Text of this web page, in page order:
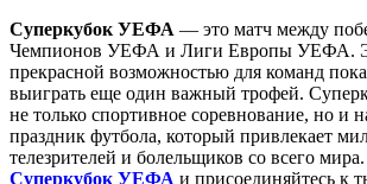
Суперкубок УЕФА — это матч между
Чемпионов УЕФА и Лиги Европы УЕФА.
прекрасной возможностью для команд
выиграть еще один важный трофей.
не только спортивное соревнование, но и
праздник футбола, который привлекает
телезрителей и болельщиков со всего мира.
Суперкубок УЕФА и присоединяйтесь к